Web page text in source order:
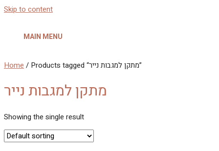
Skip to content
MAIN MENU
Home / Products tagged “מתקן למגבות נייר”
מתקן למגבות נייר
Showing the single result